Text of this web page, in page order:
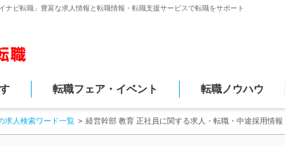
ナビ転職」豊富な求人情報と転職情報・転職支援サービスで転職をサポート
転職フェア・イベント 転職ノウハウ
求人検索ワード一覧 経営幹部 教育 正社員に関する求人・転職・中途採用情報